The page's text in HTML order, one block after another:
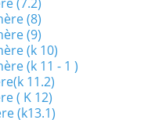
(7.2)
(8)
(9)
(k 10)
(k 11 - 1 )
11.2)
( K 12)
(k13.1)